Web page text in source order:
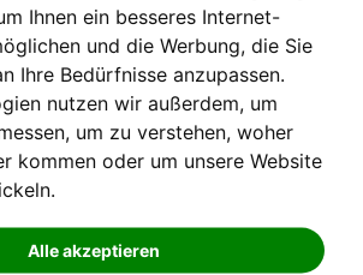
Ihnen ein besseres Internet-
und die Werbung, die Sie
Ihre Bedürfnisse anzupassen.
nutzen wir außerdem, um
um zu verstehen, woher
kommen oder um unsere Website
Alle akzeptieren
opus 740
[sofort verfügbar]
Verkaufspreis: